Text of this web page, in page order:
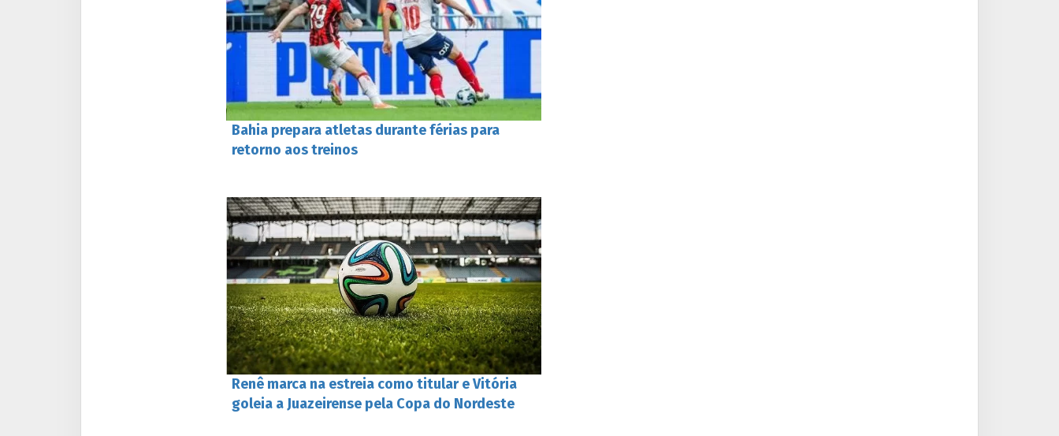
Bahia prepara atletas durante férias para
retorno aos treinos
Renê marca na estreia como titular e Vitória
goleia a Juazeirense pela Copa do Nordeste